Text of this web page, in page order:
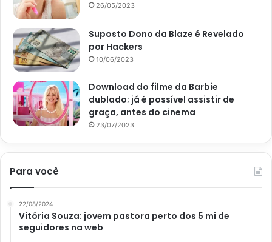
26/05/2023
Suposto Dono da Blaze é Revelado
por Hackers
10/06/2023
Download do filme da Barbie
dublado; já é possível assistir de
graça, antes do cinema
23/07/2023
Para você
22/08/2024
Vitória Souza: jovem pastora perto dos 5 mi de
seguidores na web